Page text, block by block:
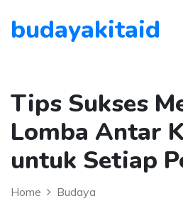
budayakitaid
Tips Sukses
Lomba Antar
untuk Setiap
Home Budaya